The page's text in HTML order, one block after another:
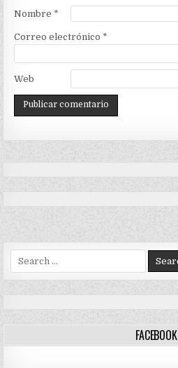
Nombre *
Correo electrónico *
Web
Search
for:
FACEBOOK